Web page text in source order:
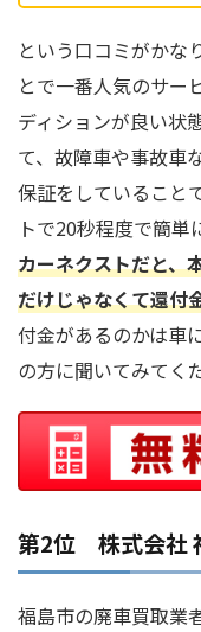
という口コミがかな
とで一番人気のサー
ディションが良い状
て、故障車や事故車
保証をしていること
トで20秒程度で簡単
カーネクストだと、
だけじゃなくて還付
付金があるのかは車
の方に聞いてみてく
第2位 株式会社
福島市の廃車買取業